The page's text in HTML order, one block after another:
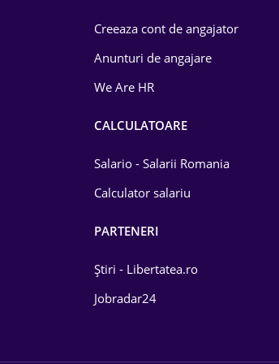
Creeaza cont de angajator
Anunturi de angajare
We Are HR
CALCULATOARE
Salario - Salarii Romania
Calculator salariu
PARTENERI
Știri - Libertatea.ro
Jobradar24